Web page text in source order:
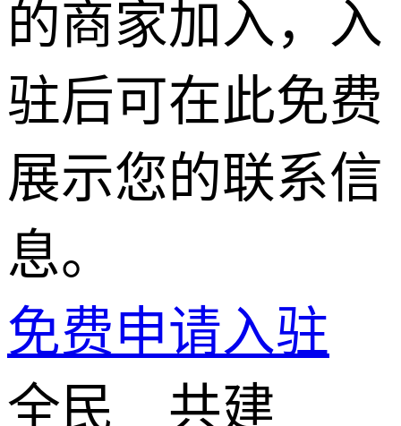
的商家加入，入
驻后可在此免费
展示您的联系信
息。
免费申请入驻
全民 共建